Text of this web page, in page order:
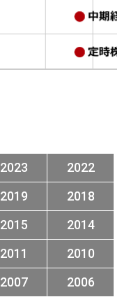
2023
2022
2019
2018
2015
2014
2011
2010
2007 2006